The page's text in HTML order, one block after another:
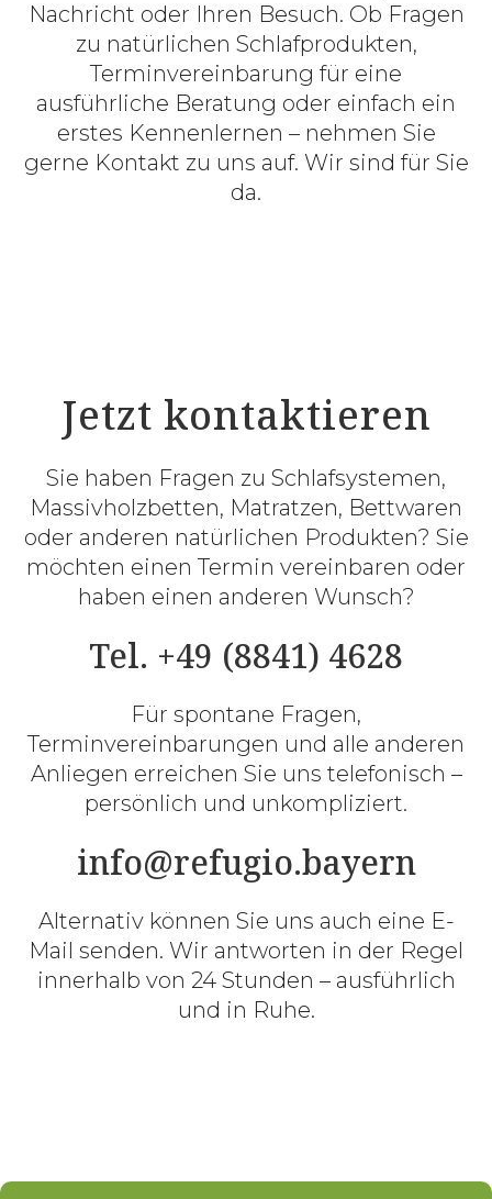
Nachricht oder Ihren Besuch. Ob Fragen
zu natürlichen Schlafprodukten,
Terminvereinbarung für eine
ausführliche Beratung oder einfach ein
erstes Kennenlernen – nehmen Sie
gerne Kontakt zu uns auf. Wir sind für Sie
da.
Jetzt kontaktieren
Sie haben Fragen zu Schlafsystemen,
Massivholzbetten, Matratzen, Bettwaren
oder anderen natürlichen Produkten? Sie
möchten einen Termin vereinbaren oder
haben einen anderen Wunsch?
Tel. +49 (8841) 4628
Für spontane Fragen,
Terminvereinbarungen und alle anderen
Anliegen erreichen Sie uns telefonisch –
persönlich und unkompliziert.
info@refugio.bayern
Alternativ können Sie uns auch eine E-
Mail senden. Wir antworten in der Regel
innerhalb von 24 Stunden – ausführlich
und in Ruhe.